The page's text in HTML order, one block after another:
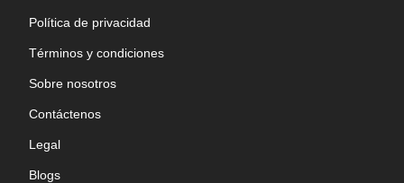
Política de privacidad
Términos y condiciones
Sobre nosotros
Contáctenos
Legal
Blogs